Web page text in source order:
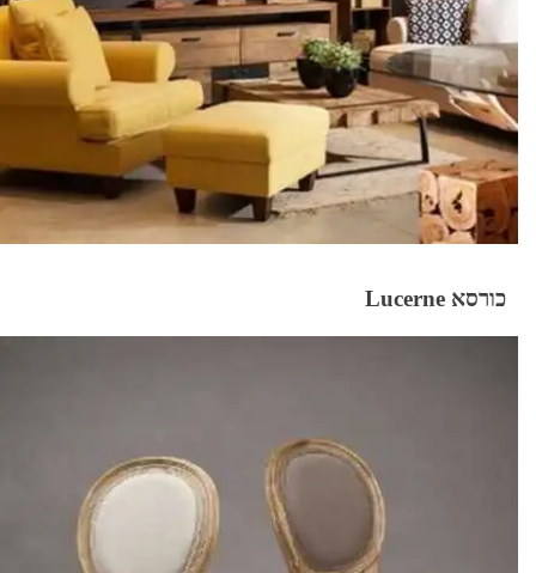
כורסא Lucerne